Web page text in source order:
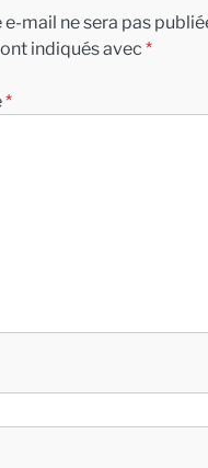
mail ne sera pas
indiqués avec*
*